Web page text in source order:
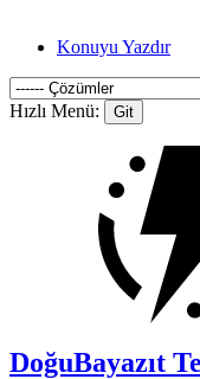
Konuyu Yazdır
Hızlı Menü:
DoğuBayazıt